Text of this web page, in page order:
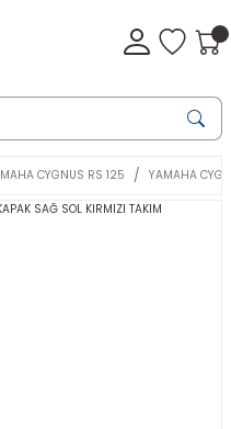
CYGNUS RS 125 YAMAHA